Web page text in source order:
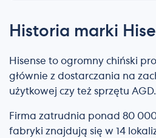
Historia marki
Hisense to ogromny chiński
głównie z dostarczania na
użytkowej czy też sprzętu AGD.
Firma zatrudnia ponad 80
fabryki znajdują się w 14